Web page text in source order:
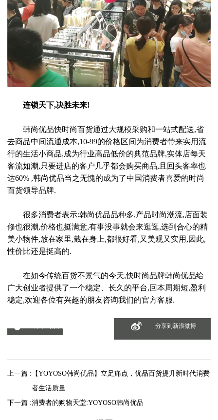
连锁天下,决胜未来!
韩尚优品快时尚百货通过大规模采购和一站式配送,省
去商品中间流通成本,10-99的价格区间为消费者带来实用流
行的生活小商品,成为行业高品低价的典范品牌,实体店每天
客流如潮,只要进店的客户几乎都会购买商品,且回头客率也
达60% ,韩尚优品当之无愧的成为了中国消费者喜爱的时尚
百货领导品牌.
很多消费者表示:韩尚优品品种多,产品时尚潮流,店面装
修也很潮,价格也挺满意,有事没事就会来逛逛,选到合心的精
美小物件,放在家里,戴在身上,都很好看,又美观又实用,因此,
性价比还是挺高的.
在如今传统百货不景气的今天,快时尚品牌韩尚优品给
广大创业者提供了一个稳定、长久的平台,回本周期短,盈利
稳定,欢迎各位有兴趣的朋友咨询我们的官方客服.
分享到新浪微博
上一篇 : 【YOYOSO韩尚优品】立足痛点，优品百货提升新时代消费
者生活质量
下一篇 :消费者的购物天堂:YOYOSO韩尚优品